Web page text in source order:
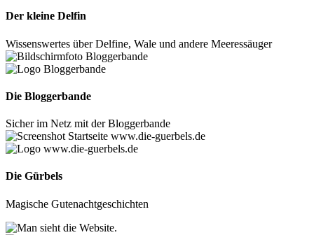
Der kleine Delfin
Wissenswertes über Delfine, Wale und andere Meeressäuger
Die Bloggerbande
Sicher im Netz mit der Bloggerbande
Die Gürbels
Magische Gutenachtgeschichten